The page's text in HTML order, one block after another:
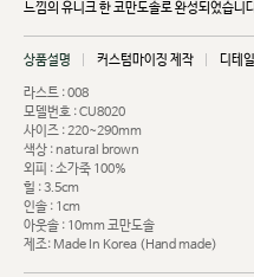
느낌의 유니크한 코만도솔로 완성되었습니
상품설명 커스텀마이징 제작 디테
라스트 : 008
모델번호 : CU8020
사이즈 : 220~290mm
색상 : natural brown
외피 : 소가죽 100%
힐 : 3.5cm
인솔 : 1cm
아웃솔 : 10mm 코만도솔
제조: Made In Korea (Hand made)